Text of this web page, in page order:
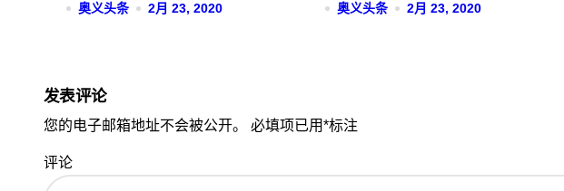
却因榜一要分手？
奥义头条 2月 23, 2020
一位是个学霸！
奥义头条 2月 23, 2020
发表评论
您的电子邮箱地址不会被公开。 必填项已用*标注
评论